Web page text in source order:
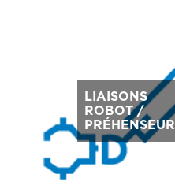
LIAISONS
ROBOT /
PRÉHENSEUR